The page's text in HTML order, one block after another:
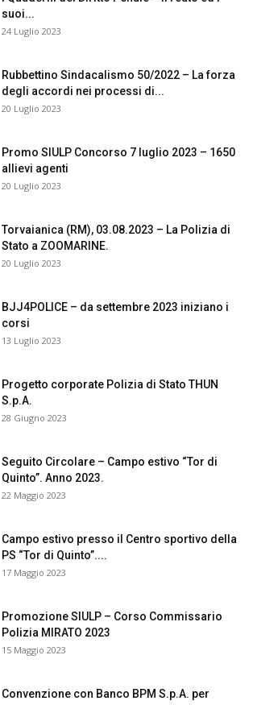
suoi...
24 Luglio 2023
Rubbettino Sindacalismo 50/2022 – La forza
degli accordi nei processi di...
20 Luglio 2023
Promo SIULP Concorso 7 luglio 2023 – 1650
allievi agenti
20 Luglio 2023
Torvaianica (RM), 03.08.2023 – La Polizia di
Stato a ZOOMARINE.
20 Luglio 2023
BJJ4POLICE – da settembre 2023 iniziano i
corsi
13 Luglio 2023
Progetto corporate Polizia di Stato THUN
S.p.A.
28 Giugno 2023
Seguito Circolare – Campo estivo “Tor di
Quinto”. Anno 2023.
22 Maggio 2023
Campo estivo presso il Centro sportivo della
PS “Tor di Quinto”....
17 Maggio 2023
Promozione SIULP – Corso Commissario
Polizia MIRATO 2023
15 Maggio 2023
Convenzione con Banco BPM S.p.A. per